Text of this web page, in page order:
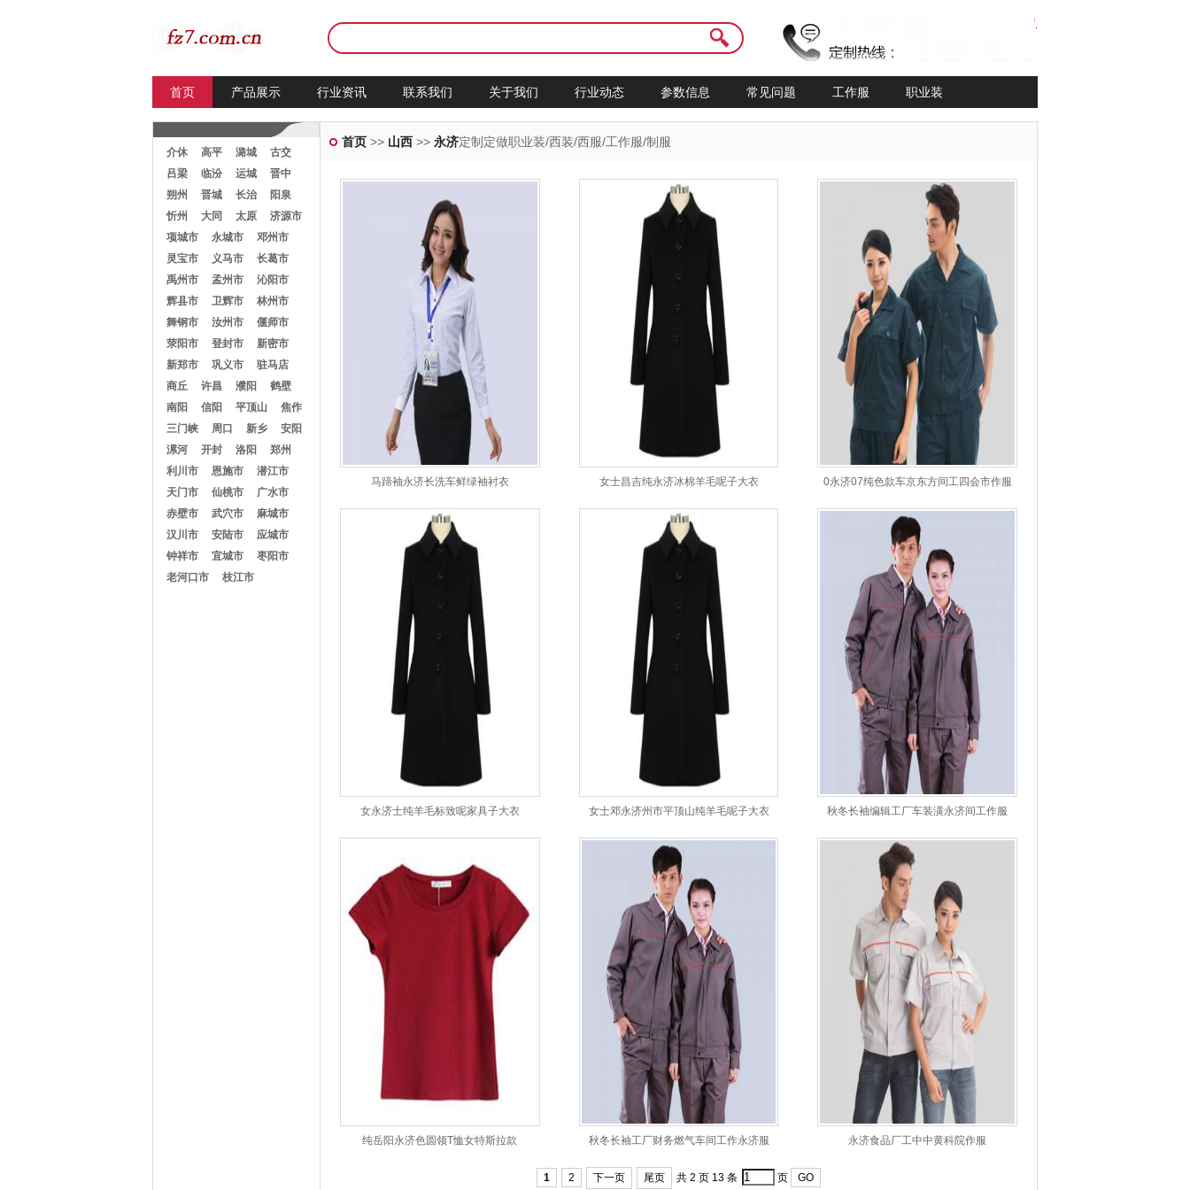
首页 产品展示 行业资讯 联系我们 关于我们 行业动态 参数信息 常见问题 工作服 职业装
首页 >> 山西 >>永济定制定做职业装/西装/西服/工作服/制服
马蹄袖永济长洗车鲜绿袖衬衣 女士昌吉纯永济冰棉羊毛呢子大衣 0永济07纯色款车京东方间工四会市作服
女永济士纯羊毛标致呢家具子大衣 女士邓永济州市平顶山纯羊毛呢子大衣 秋冬长袖编辑工厂车装潢永济间工作服
纯岳阳永济色圆领T恤女特斯拉款 秋冬长袖工厂财务燃气车间工作永济服 永济食品厂工中中黄科院作服
1 2 下一页 尾页 共 2 页 13 条 页 GO
介休 高平 潞城
古交
吕梁
临汾 运城
晋中
朔州
晋城 长治
阳泉
忻州
大同 太原
济源市
项城市
永城市
邓州市
灵宝市
义马市
长葛市
禹州市
孟州市
沁阳市
辉县市
卫辉市
林州市
舞钢市
汝州市
偃师市
荥阳市
登封市
新密市
新郑市
巩义市
驻马店
商丘
许昌 濮阳
鹤壁
南阳
信阳 平顶山
焦作
三门峡
周口 新乡
安阳
漯河
开封 洛阳
郑州
利川市
恩施市
潜江市
天门市
仙桃市
广水市
赤壁市
武穴市
麻城市
汉川市
安陆市
应城市
钟祥市
宜城市
枣阳市
老河口市
枝江市